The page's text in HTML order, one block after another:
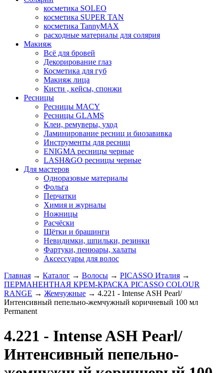
косметика SOLEO
косметика SUPER TAN
косметика TannyMAX
расходные материалы для солярия
Макияж
Всё для бровей
Декорирование глаз
Косметика для губ
Макияж лица
Кисти , кейсы, спонжи
Ресницы
Ресницы MACY
Ресницы GLAMS
Клеи, ремуверы, уход
Ламинирование ресниц и биозавивка
Инструменты для ресниц
ENIGMA ресницы черные
LASH&GO ресницы черные
Для мастеров
Одноразовые материалы
Фольга
Перчатки
Химия и журналы
Ножницы
Расчёски
Щётки и брашинги
Невидимки, шпильки, резинки
Фартуки, пенюары, халаты
Аксессуары для волос
Главная → Каталог → Волосы → PICASSO Италия →
ПЕРМАНЕНТНАЯ КРЕМ-КРАСКА PICASSO COLOUR
RANGE → Жемчужные → 4.221 - Intense ASH Pearl/
Интенсивный пепельно-жемчужный коричневый 100 мл
Permanent
4.221 - Intense ASH Pearl/
Интенсивный пепельно-